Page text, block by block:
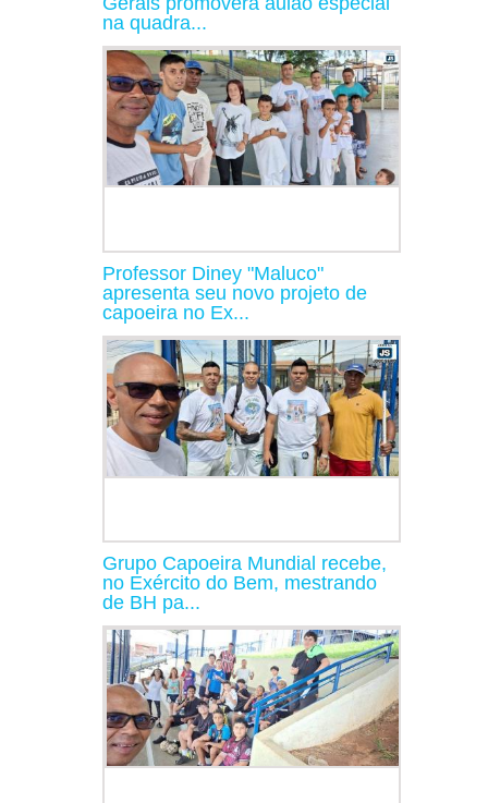
na quadra...
Professor Diney "Maluco"
apresenta seu novo projeto de
capoeira no Ex...
Grupo Capoeira Mundial recebe,
no Exército do Bem, mestrando
de BH pa...